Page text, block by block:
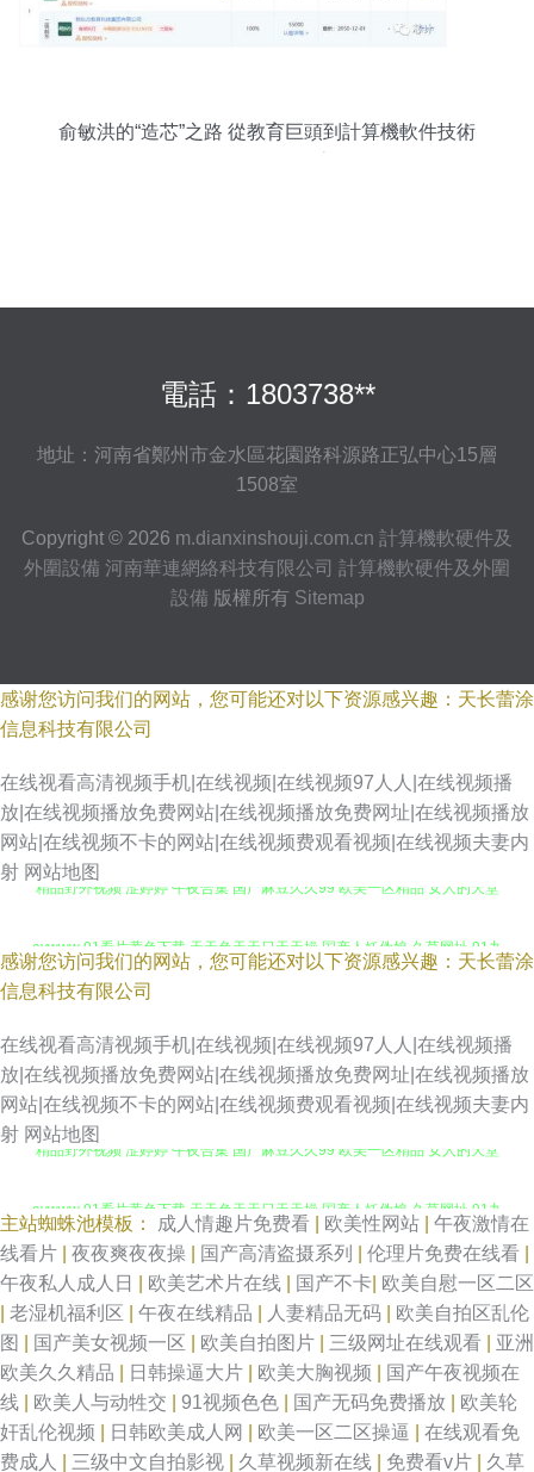
俞敏洪的“造芯”之路 從教育巨頭到計算機軟件技術
電話：1803738**
地址：河南省鄭州市金水區花園路科源路正弘中心15層
1508室
Copyright © 2026 m.dianxinshouji.com.cn 計算機軟硬件及
外圍設備 河南華連網絡科技有限公司 計算機軟硬件及外圍
設備 版權所有 Sitemap
感谢您访问我们的网站，您可能还对以下资源感兴趣：天长蕾涂
信息科技有限公司
在线视看高清视频手机|在线视频|在线视频97人人|在线视频播
放|在线视频播放免费网站|在线视频播放免费网址|在线视频播放
网站|在线视频不卡的网站|在线视频费观看视频|在线视频夫妻内
射 网站地图
精品野外视频 涩婷婷 午夜合集 国产麻豆久久99 欧美一区精品 女人的天堂
avwww 91看片黄色下载 天天色天天日天天操 国产人妖伪娘 久草网址 91九
色极品内射 久久肏 欧美极品在线观看 97资源视频青青 亚洲自拍婷婷 韩国午
夜理论 青草青免费线观色币 日韩国产欧美网址 成人福利在线视频观看 www
婷婷com 九一免费在线看 五月天色中文字幕第一页 日本性生活电器影 草草
av天天艹 中文字幕39 精品久久AV 日本不卡在线一区 青青草伊人久久在线
草草剧院网址屁屁影院 91海角视频 后入主妇 在线免费电影 91黄色小视频 黄
色网络免费看 婷婷她六月天最新 日韩三级高清 Av网站免费看在线看 在线看
91 国产一二三四五 青草青自拍视频在线 97电影网 91艹艹艹 九九艹九 欧美
感谢您访问我们的网站，您可能还对以下资源感兴趣：天长蕾涂
信息科技有限公司
在线视看高清视频手机|在线视频|在线视频97人人|在线视频播
放|在线视频播放免费网站|在线视频播放免费网址|在线视频播放
网站|在线视频不卡的网站|在线视频费观看视频|在线视频夫妻内
射 网站地图
精品野外视频 涩婷婷 午夜合集 国产麻豆久久99 欧美一区精品 女人的天堂
avwww 91看片黄色下载 天天色天天日天天操 国产人妖伪娘 久草网址 91九
色极品内射 久久肏 欧美极品在线观看 97资源视频青青 亚洲自拍婷婷 韩国午
夜理论 青草青免费线观色币 日韩国产欧美网址 成人福利在线视频观看 www
婷婷com 九一免费在线看 五月天色中文字幕第一页 日本性生活电器影 草草
浮力院 18成人网站入口 九九热精品10 日韩精品www 日本精品久久伊人网
主站蜘蛛池模板： 成人情趣片免费看 欧美性网站
午夜激情在
线看片
夜夜爽夜夜操 国产高清盗摄系列 伦理片免费在线看
午夜私人成人日
欧美艺术片在线 国产不卡 欧美自慰一区二区
老湿机福利区 午夜在线精品 人妻精品无码
欧美自拍区乱伦
图
国产美女视频一区 欧美自拍图片 三级网址在线观看
亚洲
欧美久久精品
日韩操逼大片 欧美大胸视频
国产午夜视频在
线
欧美人与动牲交 91视频色色 国产无码免费播放
欧美轮
奸乱伦视频
日韩欧美成人网 欧美一区二区操逼
在线观看免
费成人
三级中文自拍影视 久草视频新在线 免费看v片 久草